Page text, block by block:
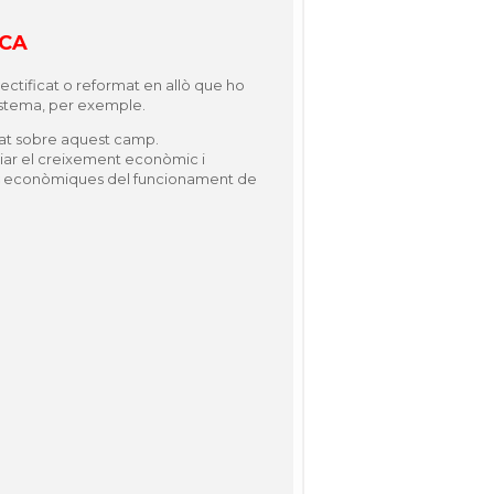
o reformat en allò que ho
per exemple.
sobre aquest camp.
el creixement econòmic i
econòmiques del funcionament de